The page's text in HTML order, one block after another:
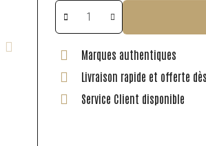
Marques authentiques
Livraison rapide et offerte
Service Client disponible